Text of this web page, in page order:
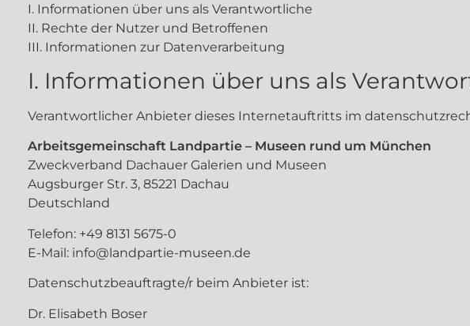
I. Informationen über uns als Verantwortliche
II. Rechte der Nutzer und Betroffenen
III. Informationen zur Datenverarbeitung
I. Informationen über uns als
Verantwortlicher Anbieter dieses Internetauftritts im
Arbeitsgemeinschaft Landpartie – Museen rund um München
Zweckverband Dachauer Galerien und Museen
Augsburger Str. 3, 85221 Dachau
Deutschland
Telefon: +49 8131 5675-0
E-Mail: info@landpartie-museen.de
Datenschutzbeauftragte/r beim Anbieter ist:
Dr. Elisabeth Boser